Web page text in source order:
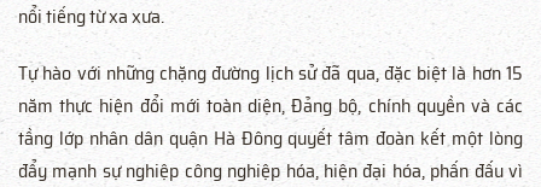
nổi tiếng từ xa xưa.
Tự hào với những chặng đường lịch sử đã qua, đặc biệt là hơn 15
năm thực hiện đổi mới toàn diện, Đảng bộ, chính quyền và các
tầng lớp nhân dân quận Hà Đông quyết tâm đoàn kết một lòng
đẩy mạnh sự nghiệp công nghiệp hóa, hiện đại hóa, phấn đấu vì